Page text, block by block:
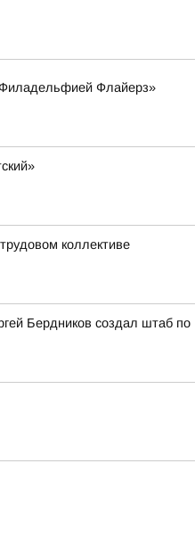
Флайерз»
коллективе
Бердников создал штаб